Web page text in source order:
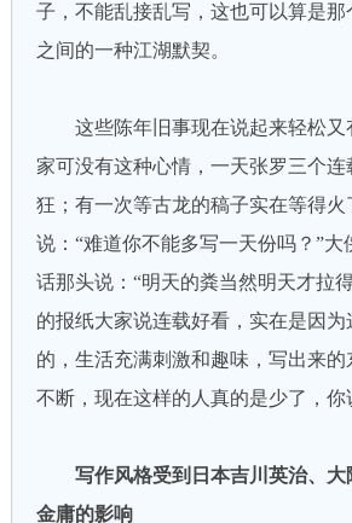
子，不能乱接乱写，这也可以算是
之间的一种江湖默契。
这些陈年旧事现在说起来轻松又
家可没有这种心情，一天张罗三个连
狂；有一次等古龙的稿子实在等得
说：“难道你不能多写一天份吗？”大
话那头说：“明天的粪当然明天才拉
的报纸大家说连载好看，实在是因
的，生活充满刺激和趣味，写出来
不断，现在这样的人真的是少了，你
写作风格受到日本吉川英治、大
金庸的影响